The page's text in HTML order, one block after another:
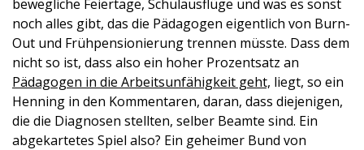
bewegliche Feiertage, Schulausflüge und was es sonst
noch alles gibt, das die Pädagogen eigentlich von Burn-
Out und Frühpensionierung trennen müsste. Dass dem
nicht so ist, dass also ein hoher Prozentsatz an
Pädagogen in die Arbeitsunfähigkeit geht, liegt, so ein
Henning in den Kommentaren, daran, dass diejenigen,
die die Diagnosen stellten, selber Beamte sind. Ein
abgekartetes Spiel also? Ein geheimer Bund von